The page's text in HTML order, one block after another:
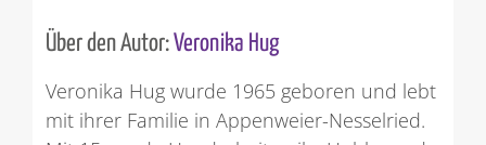
Über den Autor:Veronika Hug
Veronika Hug wurde 1965 geboren und lebt
mit ihrer Familie in Appenweier-Nesselried.